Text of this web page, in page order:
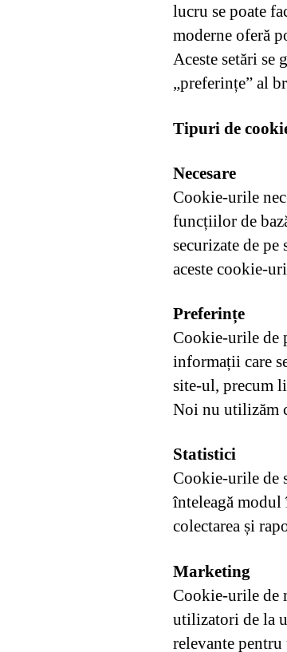
lucru se poate
moderne oferă
Aceste setări se
„preferințe” al
Tipuri de
Necesare
Cookie-urile
funcțiilor de
securizate de
aceste cookie-
Preferințe
Cookie-urile de
informații care
site-ul, precum
Noi nu utilizăm
Statistici
Cookie-urile de
înteleagă
colectarea și
Marketing
Cookie-urile de
utilizatori de la
relevante